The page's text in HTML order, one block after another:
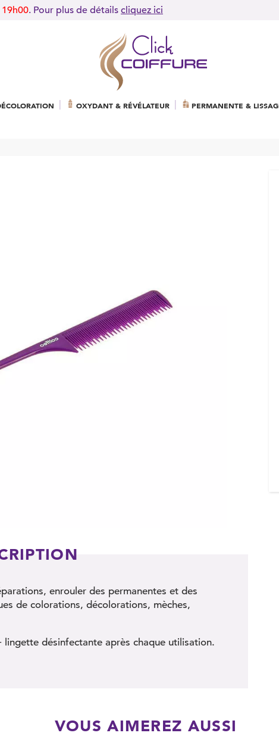
. Pour plus de détails cliquez ici
OXYDANT & RÉVÉLATEUR PERMANENTE &
enrouler des permanentes et des
de colorations, décolorations, mèches,
lingette désinfectante après chaque utilisation.
VOUS AIMEREZ AUSSI